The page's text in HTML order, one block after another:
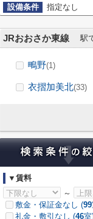
設備条件
指定なし
JRおおさか東線 駅
鴫野(1)
衣摺加美北(33)
▼賃料
～
敷金・保証金なし (99
礼金・敷引なし (46室